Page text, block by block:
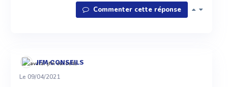
Commenter cette réponse
JFM CONSEILS
Le 09/04/2021